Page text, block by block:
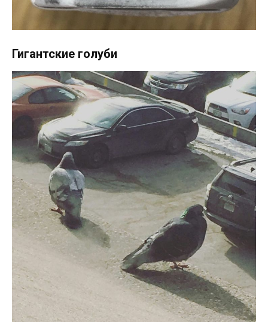
Гигантские голуби